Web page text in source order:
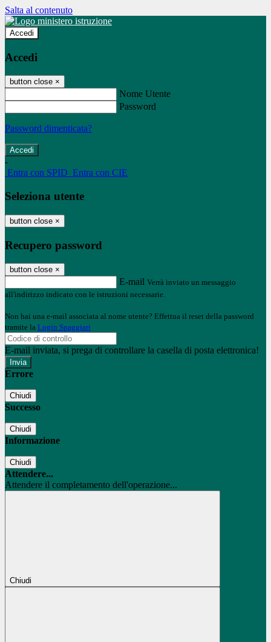
Salta al contenuto
Accedi
Accedi
button close ×
Nome Utente
Password
Password dimenticata?
-
Entra con SPID Entra con CIE
Seleziona utente
button close ×
Recupero password
button close ×
E-mail Verrà inviato un messaggio
all'indirizzo indicato con le istruzioni necessarie.
Non hai una e-mail associata al nome utente? Effettua il reset della password
tramite la Login Spaggiari
E-mail inviata, si prega di controllare la casella di posta elettronica!
Errore
Chiudi
Successo
Chiudi
Informazione
Chiudi
Attendere...
Attendere il completamento dell'operazione...
Chiudi